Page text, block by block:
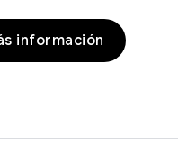
información